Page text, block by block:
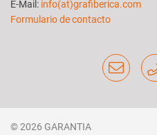
E-Mail: info(at)grafiberica.com
Formulario de contacto
© 2026 GARANTIA